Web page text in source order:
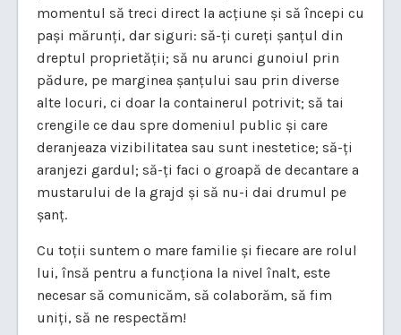
momentul să treci direct la acțiune și să începi cu
pași mărunți, dar siguri: să-ți cureți șanțul din
dreptul proprietății; să nu arunci gunoiul prin
pădure, pe marginea șanțului sau prin diverse
alte locuri, ci doar la containerul potrivit; să tai
crengile ce dau spre domeniul public și care
deranjeaza vizibilitatea sau sunt inestetice; să-ți
aranjezi gardul; să-ți faci o groapă de decantare a
mustarului de la grajd și să nu-i dai drumul pe
șanț.
Cu toții suntem o mare familie și fiecare are rolul
lui, însă pentru a funcționa la nivel înalt, este
necesar să comunicăm, să colaborăm, să fim
uniți, să ne respectăm!